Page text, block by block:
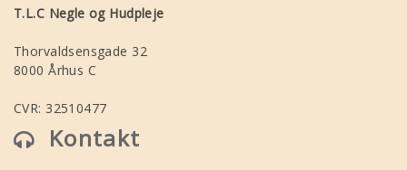
T.L.C Negle og Hudpleje
Thorvaldsensgade 32
8000 Århus C
CVR: 32510477
Kontakt